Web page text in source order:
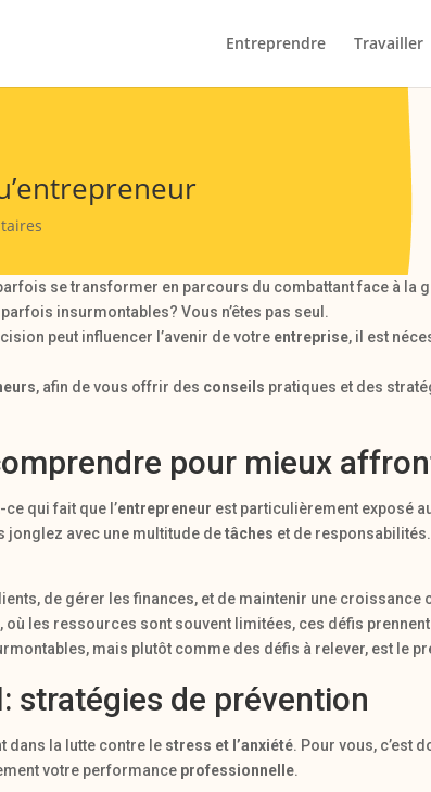
Entreprendre Travailler
se transformer en parcours du combattant face à la
insurmontables? Vous n’êtes pas seul.
peut influencer l’avenir de votre entreprise, il est
, afin de vous offrir des conseils pratiques et des
pour mieux
qui fait que l’entrepreneur est particulièrement exposé
jonglez avec une multitude detâches et de
de gérer les finances, et de maintenir une croissance
, où les ressources sont souvent limitées, ces défis
mais plutôt comme des défis à relever, est le
stratégies de prévention
dans la lutte contre le stress et l’anxiété. Pour vous, c’est
votre performance professionnelle.